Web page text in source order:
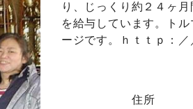
り、じっくり約２４ヶ
を給与しています。ト
ージです。ｈｔｔｐ：
住所